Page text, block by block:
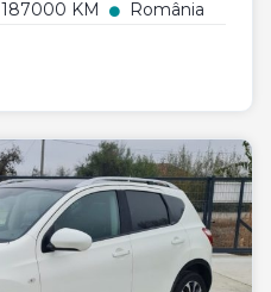
187000 KM România